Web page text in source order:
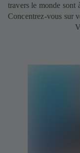
travers le monde sont
Concentrez-vous sur